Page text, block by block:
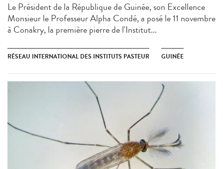
Le Président de la République de Guinée, son Excellence
Monsieur le Professeur Alpha Condé, a posé le 11 novembre
à Conakry, la première pierre de l'Institut...
RÉSEAU INTERNATIONAL DES INSTITUTS PASTEUR GUINÉE